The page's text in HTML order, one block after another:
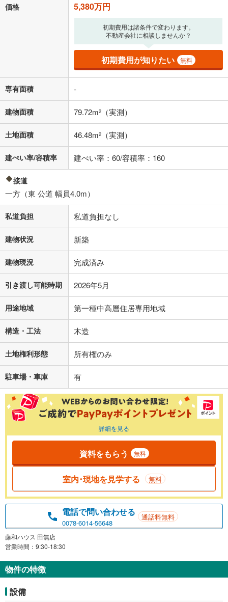
上、ご自身での入力をお願いいたします。初期設定で自動入力されてい
る値は、実際の金融機関等における貸出金利とは何ら関係がなく、実際
の金融機関等における貸出金利を何ら保証するものではありません。返
済方法「元利均等返済」にて算出しております。入力された金利を35年
適用した場合の計算結果を表示しています。
その他月額費用や、初期費用がかかります。ご注意ください。実際にお
借り入れの際は各金融機関等に、必ずご自身でご確認をお願いいたしま
す。
条件によってお借り入れができないことがあります。
不動産会社に購入相談をする
閉じる
価格 5,380万円
初期費用は諸条件で変わります。
不動産会社に相談しませんか？
初期費用が知りたい 無料
専有面積 -
建物面積 79.72m2 （実測）
土地面積 46.48m2 （実測）
建ぺい率/容積率 建ぺい率：60/容積率：160
接道
一方（東 公道 幅員4.0m）
私道負担 私道負担なし
建物状況 新築
建物現況 完成済み
引き渡し可能時期 2026年5月
用途地域 第一種中高層住居専用地域
構造・工法 木造
土地権利形態 所有権のみ
駐車場・車庫 有
詳細を見る
資料をもらう 無料
室内･現地を見学する 無料
電話で問い合わせる
0078-6014-56648
通話料無料
藤和ハウス 田無店
営業時間：9:30-18:30
物件の特徴
設備